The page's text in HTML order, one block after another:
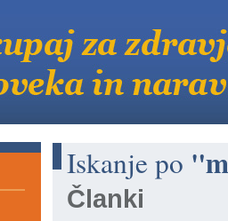
Iskanje po
Članki